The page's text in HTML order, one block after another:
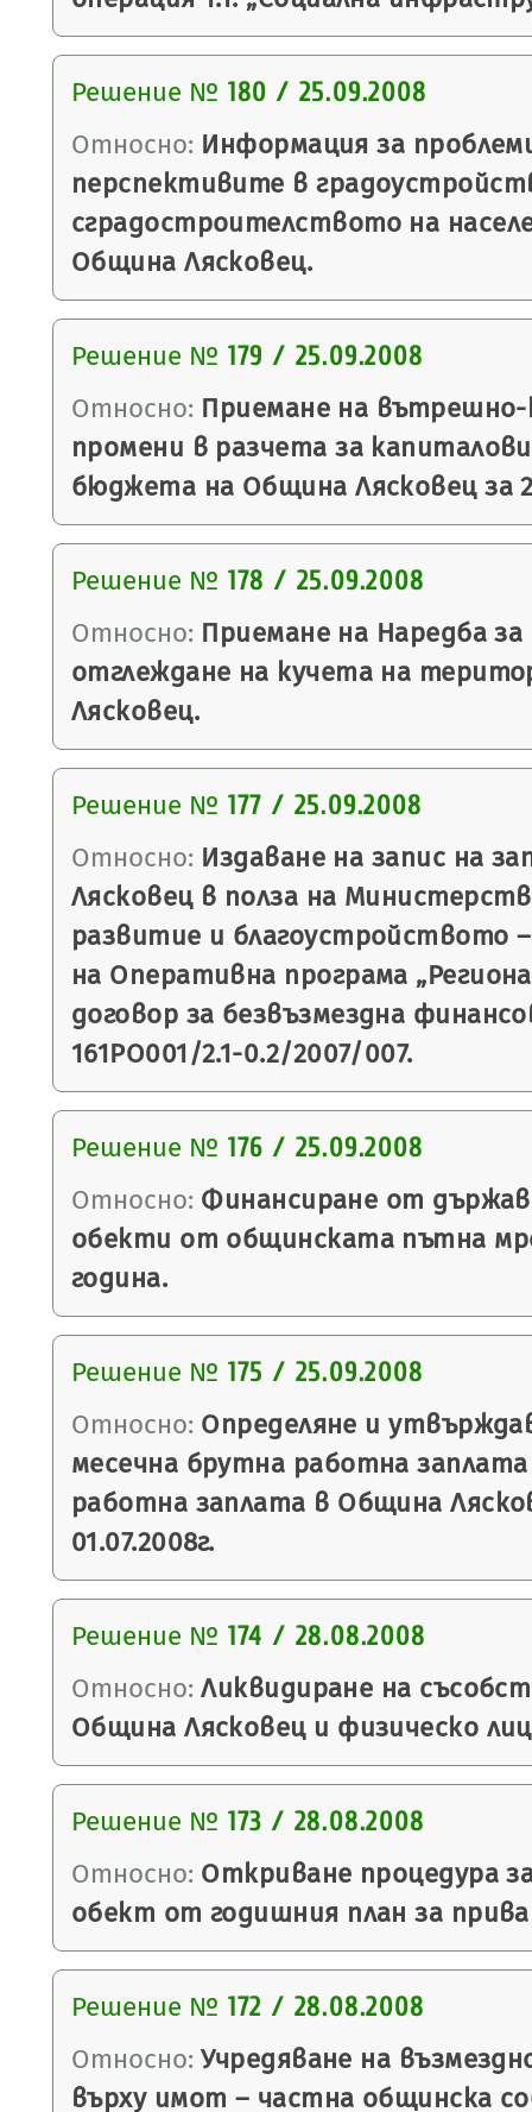
Решение № 180 / 25.09.2008
Относно: Информация за
перспективите в
сградостроителството на
Община Лясковец.
Решение № 179 / 25.09.2008
Относно: Приемане на вътрешно-
промени в разчета за
бюджета на Община Лясковец за
Решение № 178 / 25.09.2008
Относно: Приемане на Наредба
отглеждане на кучета на
Лясковец.
Решение № 177 / 25.09.2008
Относно: Издаване на запис на
Лясковец в полза на
развитие и благоустройството
на Оперативна програма
договор за безвъзмездна
161PO001/2.1-0.2/2007/007.
Решение № 176 / 25.09.2008
Относно: Финансиране от
обекти от общинската пътна
година.
Решение № 175 / 25.09.2008
Относно: Определяне и
месечна брутна работна
работна заплата в Община
01.07.2008г.
Решение № 174 / 28.08.2008
Относно: Ликвидиране на
Община Лясковец и физическо
Решение № 173 / 28.08.2008
Относно: Откриване процедура
обект от годишния план за
Решение № 172 / 28.08.2008
Относно: Учредяване на
върху имот – частна общинска